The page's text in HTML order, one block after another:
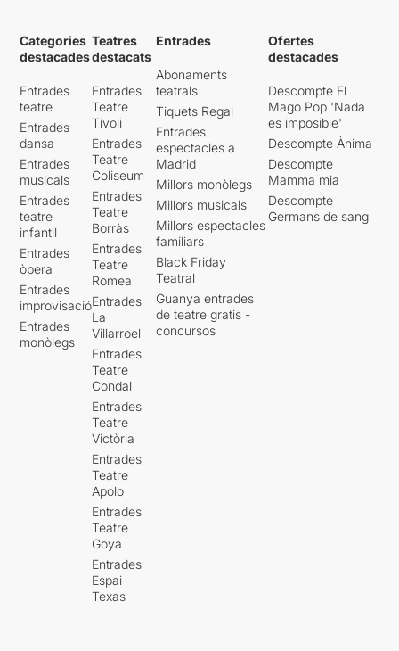
Categories
destacades
Entrades
teatre
Entrades
dansa
Entrades
musicals
Entrades
teatre
infantil
Entrades
òpera
Entrades
improvisació
Entrades
monòlegs
Teatres
destacats
Entrades
Teatre
Tívoli
Entrades
Teatre
Coliseum
Entrades
Teatre
Borràs
Entrades
Teatre
Romea
Entrades
La
Villarroel
Entrades
Teatre
Condal
Entrades
Teatre
Victòria
Entrades
Teatre
Apolo
Entrades
Teatre
Goya
Entrades
Espai
Texas
Entrades
Abonaments
teatrals
Tiquets Regal
Entrades
espectacles a
Madrid
Millors monòlegs
Millors musicals
Millors espectacles
familiars
Black Friday
Teatral
Guanya entrades
de teatre gratis -
concursos
Ofertes
destacades
Descompte El
Mago Pop 'Nada
es imposible'
Descompte Ànima
Descompte
Mamma mia
Descompte
Germans de sang